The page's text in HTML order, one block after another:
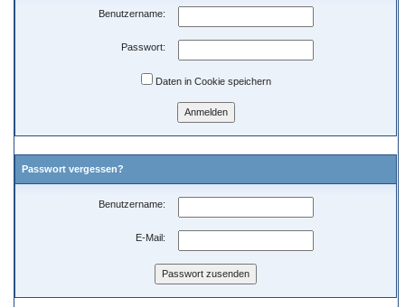
Benutzername:
Passwort:
Daten in Cookie speichern
Passwort vergessen?
Benutzername:
E-Mail: